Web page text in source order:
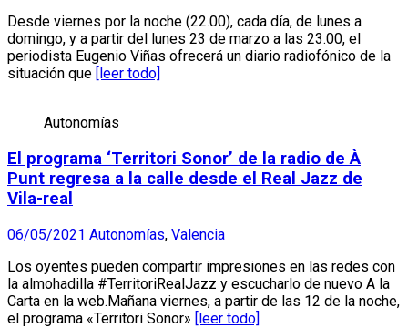
Desde viernes por la noche (22.00), cada día, de lunes a
domingo, y a partir del lunes 23 de marzo a las 23.00, el
periodista Eugenio Viñas ofrecerá un diario radiofónico de la
situación que
[leer todo]
Autonomías
El programa ‘Territori Sonor’ de la radio de À
Punt regresa a la calle desde el Real Jazz de
Vila-real
06/05/2021 Autonomías, Valencia
Los oyentes pueden compartir impresiones en las redes con
la almohadilla #TerritoriRealJazz y escucharlo de nuevo A la
Carta en la web.Mañana viernes, a partir de las 12 de la noche,
el programa «Territori Sonor» [leer todo]